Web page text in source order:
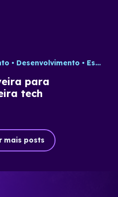
Desenvolvimento Estratégia
para
tech
mais posts